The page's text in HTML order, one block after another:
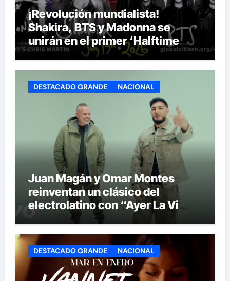
¡Revolución mundialista!
Shakira, BTS y Madonna se
unirán en el primer ‘Halftime
Show’ de la historia del Mundial
DESTACADO GRANDE NACIONAL
Juan Magán y Omar Montes
reinventan un clásico del
electrolatino con “Ayer La Vi
(BPA26)”
DESTACADO GRANDE NACIONAL